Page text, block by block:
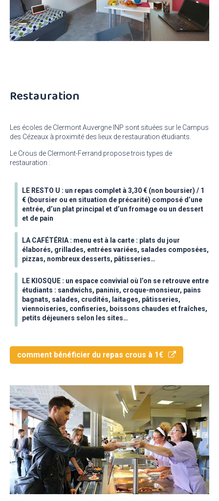
Restauration
Les écoles de Clermont Auvergne INP sont situées sur le Campus
des Cézeaux à proximité des lieux de restauration étudiants.
Le Crous de Clermont-Ferrand propose trois types de
restauration :
LE RESTO U : un repas complet à 3,30 € (non boursier) / 1
€ (boursier ou en situation de précarité) composé d’une
entrée, d’un plat principal et d’un fromage ou un dessert
et de pain
LA CAFÉTÉRIA : menu est à la carte : plats du jour
élaborés, grillades, entrées variées, salades composées,
pizzas, nombreux desserts, pâtisseries…
LE KIOSQUE : un espace convivial où l’on se retrouve entre
étudiants : sandwichs, paninis, croque-monsieur, pains
bagnats, salades, crudités, laitages, pâtisseries,
viennoiseries, confiseries, boissons chaudes et fraîches,
petits déjeuners selon les sites…
comment bénéficier du repas crous à 1€